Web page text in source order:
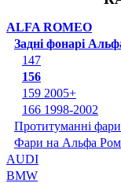
ALFA ROMEO
Задні фонарі
147
156
159 2005+
166 1998-2002
Протитуманні
Фари на Альфа
AUDI
BMW